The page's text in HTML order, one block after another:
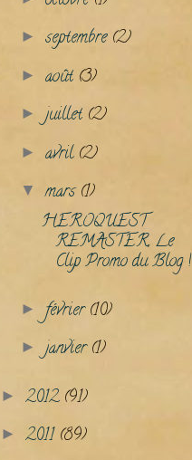
►septembre (2)
►août (3)
►juillet (2)
►avril (2)
▼mars(1)
HEROQUEST
REMASTER, Le
Clip Promo du Blog !
► février(10)
► janvier(1)
► 2012 (91)
► 2011 (89)